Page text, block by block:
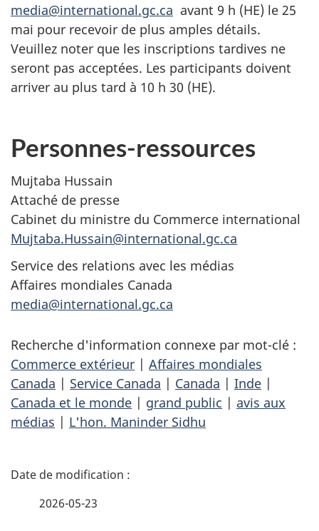
media@international.gc.ca avant 9 h (HE) le 25
mai pour recevoir de plus amples détails.
Veuillez noter que les inscriptions tardives ne
seront pas acceptées. Les participants doivent
arriver au plus tard à 10 h 30 (HE).
Personnes-ressources
Mujtaba Hussain
Attaché de presse
Cabinet du ministre du Commerce international
Mujtaba.Hussain@international.gc.ca
Service des relations avec les médias
Affaires mondiales Canada
media@international.gc.ca
Recherche d'information connexe par mot-clé :
Commerce extérieur | Affaires mondiales
Canada | Service Canada | Canada | Inde |
Canada et le monde | grand public | avis aux
médias | L'hon. Maninder Sidhu
D
2026-05-23